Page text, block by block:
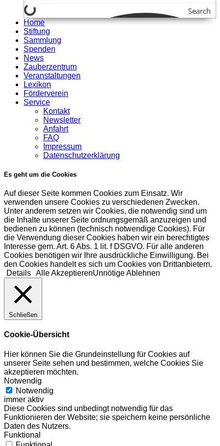
Search
Home
Stiftung
Sammlung
Spenden
News
Zauberzentrum
Veranstaltungen
Lexikon
Förderverein
Service
Kontakt
Newsletter
Anfahrt
FAQ
Impressum
Datenschutzerklärung
Es geht um die Cookies
Auf dieser Seite kommen Cookies zum Einsatz. Wir
verwenden unsere Cookies zu verschiedenen Zwecken.
Unter anderem setzen wir Cookies, die notwendig sind um
die Inhalte unserer Seite ordnungsgemäß anzuzeigen und
bedienen zu können (technisch notwendige Cookies). Für
die Verwendung dieser Cookies haben wir ein berechtigtes
Interesse gem. Art. 6 Abs. 1 lit. f DSGVO. Für alle anderen
Cookies benötigen wir Ihre ausdrückliche Einwilligung. Bei
den Cookies handelt es sich um Cookies von Drittanbietern.
Details Alle AkzeptierenUnnötige Ablehnen
Schließen
Cookie-Übersicht
Hier können Sie die Grundeinstellung für Cookies auf
unserer Seite sehen und bestimmen, welche Cookies Sie
akzeptieren möchten.
Notwendig
Notwendig
immer aktiv
Diese Cookies sind unbedingt notwendig für das
Funktionieren der Website; sie speichern keine persönliche
Daten des Nutzers.
Funktional